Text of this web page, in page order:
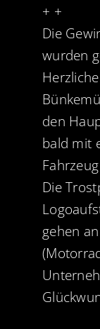
+ +
Die
wurden
den
bald mit
Die
gehen